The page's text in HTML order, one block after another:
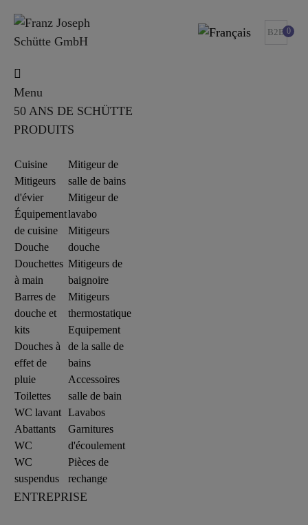
B2B 0
Menu
50 ANS DE SCHÜTTE
PRODUITS
Cuisine
Mitigeurs
d'évier
Équipement
de cuisine
Douche
Douchettes
à main
Barres de
douche et
kits
Douches à
effet de
pluie
Toilettes
WC lavant
Abattants
WC
WC
suspendus
Mitigeur de
salle de bains
Mitigeur de
lavabo
Mitigeurs
douche
Mitigeurs de
baignoire
Mitigeurs
thermostatique
Equipement
de la salle de
bains
Accessoires
salle de bain
Lavabos
Garnitures
d'écoulement
Pièces de
rechange
ENTREPRISE